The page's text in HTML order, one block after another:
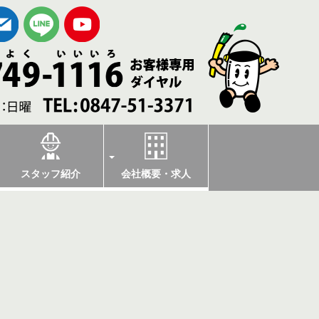
スタッフ紹介 会社概要・求人